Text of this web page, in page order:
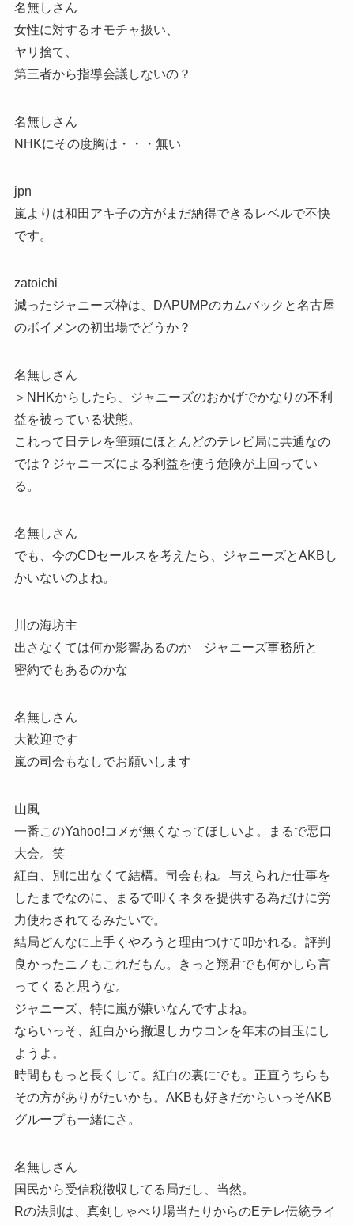
名無しさん
女性に対するオモチャ扱い、
ヤリ捨て、
第三者から指導会議しないの？
名無しさん
NHKにその度胸は・・・無い
jpn
嵐よりは和田アキ子の方がまだ納得できるレベルで不快
です。
zatoichi
減ったジャニーズ枠は、DAPUMPのカムバックと名古屋
のボイメンの初出場でどうか？
名無しさん
＞NHKからしたら、ジャニーズのおかげでかなりの不利
益を被っている状態。
これって日テレを筆頭にほとんどのテレビ局に共通なの
では？ジャニーズによる利益を使う危険が上回ってい
る。
名無しさん
でも、今のCDセールスを考えたら、ジャニーズとAKBし
かいないのよね。
川の海坊主
出さなくては何か影響あるのか ジャニーズ事務所と
密約でもあるのかな
名無しさん
大歓迎です
嵐の司会もなしでお願いします
山風
一番このYahoo!コメが無くなってほしいよ。まるで悪口
大会。笑
紅白、別に出なくて結構。司会もね。与えられた仕事を
したまでなのに、まるで叩くネタを提供する為だけに労
力使わされてるみたいで。
結局どんなに上手くやろうと理由つけて叩かれる。評判
良かったニノもこれだもん。きっと翔君でも何かしら言
ってくると思うな。
ジャニーズ、特に嵐が嫌いなんですよね。
ならいっそ、紅白から撤退しカウコンを年末の目玉にし
ようよ。
時間ももっと長くして。紅白の裏にでも。正直うちらも
その方がありがたいかも。AKBも好きだからいっそAKB
グループも一緒にさ。
名無しさん
国民から受信税徴収してる局だし、当然。
Rの法則は、真剣しゃべり場当たりからのEテレ伝統ライ